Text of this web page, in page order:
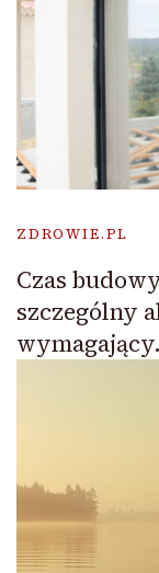
ZDROWIE.PL
Czas
szczególny
wymagający.